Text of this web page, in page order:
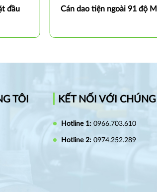
đầu
Cán dao tiện ngoài 91 độ
TÔI KẾT NỐI VỚI
Hotline 1: 0966.703.610
Hotline 2: 0974.252.289